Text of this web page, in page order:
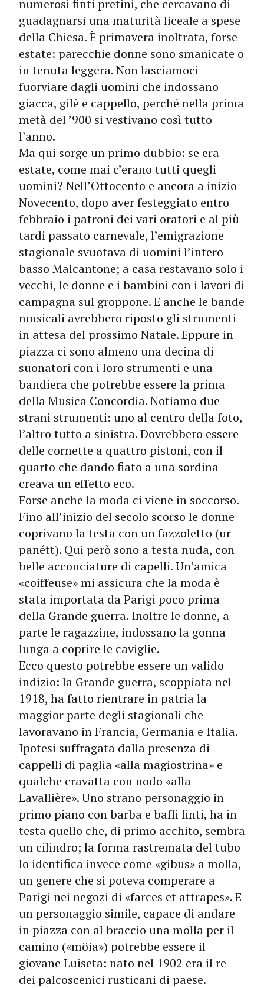
numerosi finti pretini, che cercavano di
guadagnarsi una maturità liceale a spese
della Chiesa. È primavera inoltrata, forse
estate: parecchie donne sono smanicate o
in tenuta leggera. Non lasciamoci
fuorviare dagli uomini che indossano
giacca, gilè e cappello, perché nella prima
metà del ’900 si vestivano così tutto
l’anno.
Ma qui sorge un primo dubbio: se era
estate, come mai c’erano tutti quegli
uomini? Nell’Ottocento e ancora a inizio
Novecento, dopo aver festeggiato entro
febbraio i patroni dei vari oratori e al più
tardi passato carnevale, l’emigrazione
stagionale svuotava di uomini l’intero
basso Malcantone; a casa restavano solo i
vecchi, le donne e i bambini con i lavori di
campagna sul groppone. E anche le bande
musicali avrebbero riposto gli strumenti
in attesa del prossimo Natale. Eppure in
piazza ci sono almeno una decina di
suonatori con i loro strumenti e una
bandiera che potrebbe essere la prima
della Musica Concordia. Notiamo due
strani strumenti: uno al centro della foto,
l’altro tutto a sinistra. Dovrebbero essere
delle cornette a quattro pistoni, con il
quarto che dando fiato a una sordina
creava un effetto eco.
Forse anche la moda ci viene in soccorso.
Fino all’inizio del secolo scorso le donne
coprivano la testa con un fazzoletto (ur
panétt). Qui però sono a testa nuda, con
belle acconciature di capelli. Un’amica
«coiffeuse» mi assicura che la moda è
stata importata da Parigi poco prima
della Grande guerra. Inoltre le donne, a
parte le ragazzine, indossano la gonna
lunga a coprire le caviglie.
Ecco questo potrebbe essere un valido
indizio: la Grande guerra, scoppiata nel
1918, ha fatto rientrare in patria la
maggior parte degli stagionali che
lavoravano in Francia, Germania e Italia.
Ipotesi suffragata dalla presenza di
cappelli di paglia «alla magiostrina» e
qualche cravatta con nodo «alla
Lavallière». Uno strano personaggio in
primo piano con barba e baffi finti, ha in
testa quello che, di primo acchito, sembra
un cilindro; la forma rastremata del tubo
lo identifica invece come «gibus» a molla,
un genere che si poteva comperare a
Parigi nei negozi di «farces et attrapes». E
un personaggio simile, capace di andare
in piazza con al braccio una molla per il
camino («möia») potrebbe essere il
giovane Luiseta: nato nel 1902 era il re
dei palcoscenici rusticani di paese.